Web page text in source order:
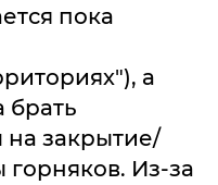
пока
а
брать
закрытие/
Из-за